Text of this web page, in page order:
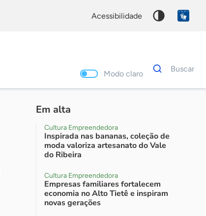
acessibilidade
Modo claro
Dados
para
Buscar
Em alta
Cultura Empreendedora
Inspirada nas bananas, coleção de
moda valoriza artesanato do Vale
do Ribeira
Cultura Empreendedora
Empresas familiares fortalecem
economia no Alto Tietê e inspiram
novas gerações